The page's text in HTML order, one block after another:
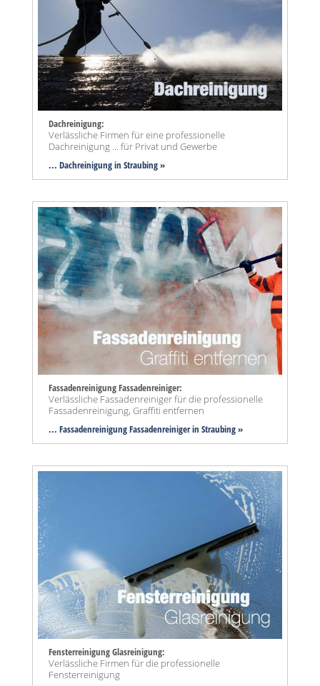
Dachreinigung:
Verlässliche Firmen für eine professionelle
Dachreinigung ... für Privat und Gewerbe
... Dachreinigung in Straubing »
Fassadenreinigung Fassadenreiniger:
Verlässliche Fassadenreiniger für die professionelle
Fassadenreinigung, Graffiti entfernen
... Fassadenreinigung Fassadenreiniger in Straubing »
Fensterreinigung Glasreinigung:
Verlässliche Firmen für die professionelle
Fensterreinigung